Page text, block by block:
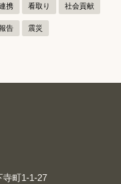
携 看取り 社会貢献
告 震災
寺町1-1-27